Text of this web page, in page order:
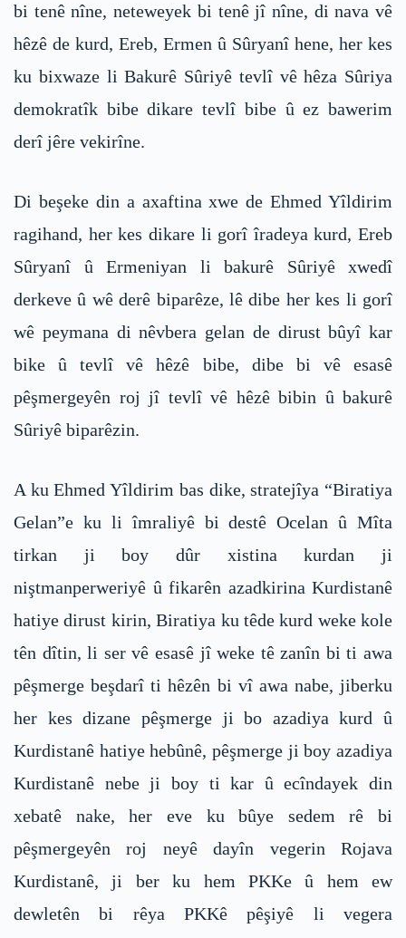
bi tenê nîne, neteweyek bi tenê jî nîne, di nava vê
hêzê de kurd, Ereb, Ermen û Sûryanî hene, her kes
ku bixwaze li Bakurê Sûriyê tevlî vê hêza Sûriya
demokratîk bibe dikare tevlî bibe û ez bawerim
derî jêre vekirîne.
Di beşeke din a axaftina xwe de Ehmed Yîldirim
ragihand, her kes dikare li gorî îradeya kurd, Ereb
Sûryanî û Ermeniyan li bakurê Sûriyê xwedî
derkeve û wê derê biparêze, lê dibe her kes li gorî
wê peymana di nêvbera gelan de dirust bûyî kar
bike û tevlî vê hêzê bibe, dibe bi vê esasê
pêşmergeyên roj jî tevlî vê hêzê bibin û bakurê
Sûriyê biparêzin.
A ku Ehmed Yîldirim bas dike, stratejîya “Biratiya
Gelan”e ku li îmraliyê bi destê Ocelan û Mîta
tirkan ji boy dûr xistina kurdan ji
niştmanperweriyê û fikarên azadkirina Kurdistanê
hatiye dirust kirin, Biratiya ku têde kurd weke kole
tên dîtin, li ser vê esasê jî weke tê zanîn bi ti awa
pêşmerge beşdarî ti hêzên bi vî awa nabe, jiberku
her kes dizane pêşmerge ji bo azadiya kurd û
Kurdistanê hatiye hebûnê, pêşmerge ji boy azadiya
Kurdistanê nebe ji boy ti kar û ecîndayek din
xebatê nake, her eve ku bûye sedem rê bi
pêşmergeyên roj neyê dayîn vegerin Rojava
Kurdistanê, ji ber ku hem PKKe û hem ew
dewletên bi rêya PKKê pêşiyê li vegera